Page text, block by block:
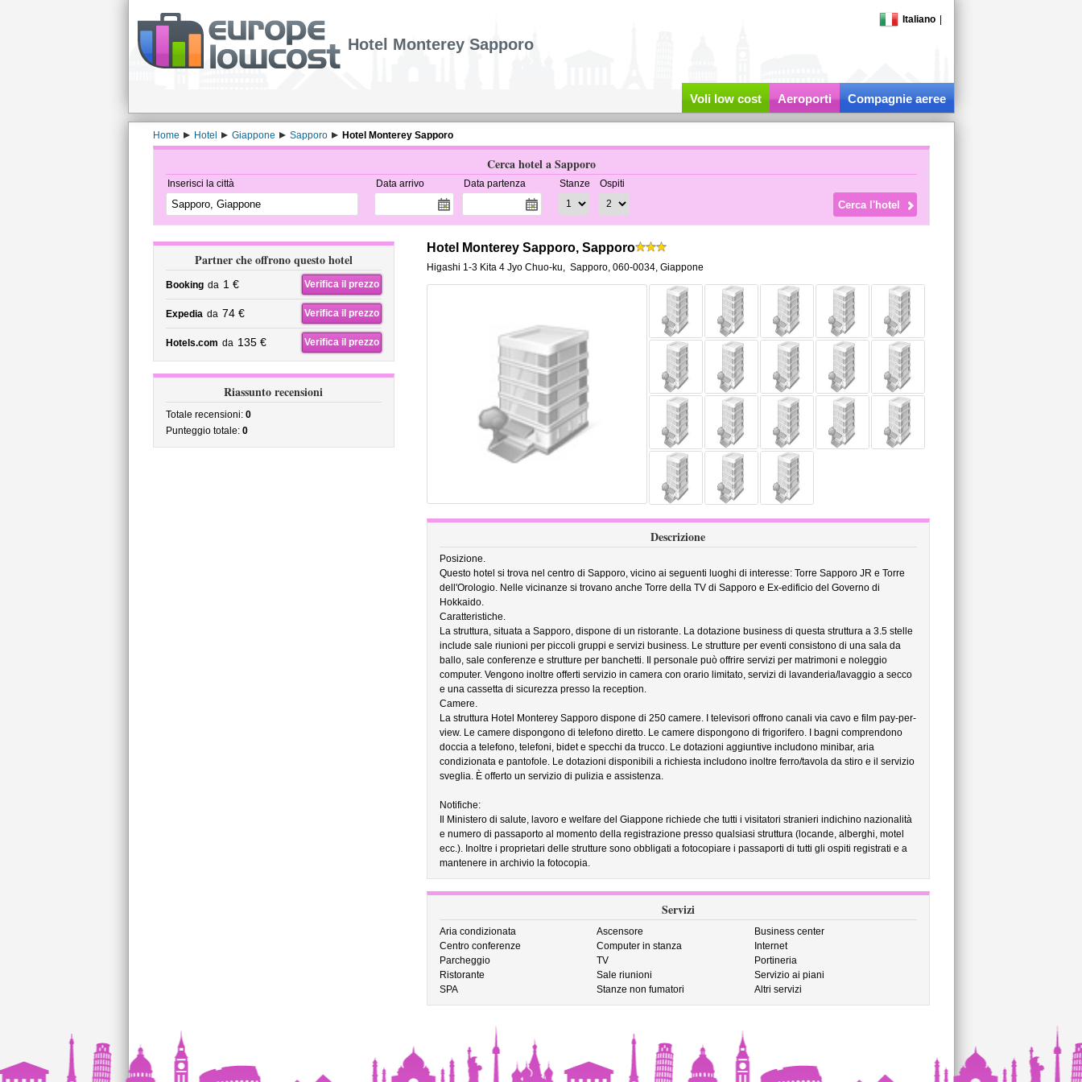
Italiano
Hotel Monterey Sapporo
Voli low cost Aeroporti Compagnie aeree
Home Hotel Giappone Sapporo Hotel Monterey Sapporo
Cerca hotel a Sapporo
Inserisci la città Data arrivo Data partenza Stanze Ospiti
Partner che offrono questo hotel
Booking da 1 € Verifica il prezzo
Expedia da 74 € Verifica il prezzo
Hotels.com da 135 € Verifica il prezzo
Riassunto recensioni
Totale recensioni: 0
Punteggio totale: 0
Hotel Monterey Sapporo, Sapporo
Higashi 1-3 Kita 4 Jyo Chuo-ku, Sapporo, 060-0034, Giappone
Descrizione
Posizione.
Questo hotel si trova nel centro di Sapporo, vicino ai seguenti luoghi di interesse: Torre Sapporo JR e Torre
dell'Orologio. Nelle vicinanze si trovano anche Torre della TV di Sapporo e Ex-edificio del Governo di
Hokkaido.
Caratteristiche.
La struttura, situata a Sapporo, dispone di un ristorante. La dotazione business di questa struttura a 3.5 stelle
include sale riunioni per piccoli gruppi e servizi business. Le strutture per eventi consistono di una sala da
ballo, sale conferenze e strutture per banchetti. Il personale può offrire servizi per matrimoni e noleggio
computer. Vengono inoltre offerti servizio in camera con orario limitato, servizi di lavanderia/lavaggio a secco
e una cassetta di sicurezza presso la reception.
Camere.
La struttura Hotel Monterey Sapporo dispone di 250 camere. I televisori offrono canali via cavo e film pay-per-
view. Le camere dispongono di telefono diretto. Le camere dispongono di frigorifero. I bagni comprendono
doccia a telefono, telefoni, bidet e specchi da trucco. Le dotazioni aggiuntive includono minibar, aria
condizionata e pantofole. Le dotazioni disponibili a richiesta includono inoltre ferro/tavola da stiro e il servizio
sveglia. È offerto un servizio di pulizia e assistenza.
Notifiche:
Il Ministero di salute, lavoro e welfare del Giappone richiede che tutti i visitatori stranieri indichino nazionalità
e numero di passaporto al momento della registrazione presso qualsiasi struttura (locande, alberghi, motel
ecc.). Inoltre i proprietari delle strutture sono obbligati a fotocopiare i passaporti di tutti gli ospiti registrati e a
mantenere in archivio la fotocopia.
Servizi
Aria condizionata Ascensore
Business center
Centro conferenze
Computer in stanza
Internet
Parcheggio
TV
Portineria
Ristorante
Sale riunioni
Servizio ai piani
SPA
Stanze non fumatori Altri servizi